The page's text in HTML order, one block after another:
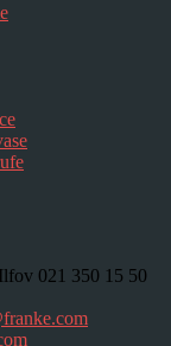
021 350 15 50